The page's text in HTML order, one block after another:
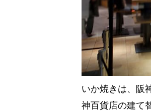
いか焼きは、阪
神百貨店の建て